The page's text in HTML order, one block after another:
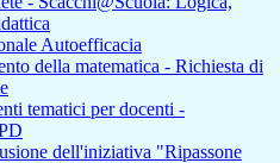
Autoefficacia
della matematica - Richiesta di
tematici per docenti -
dell'iniziativa "Ripassone